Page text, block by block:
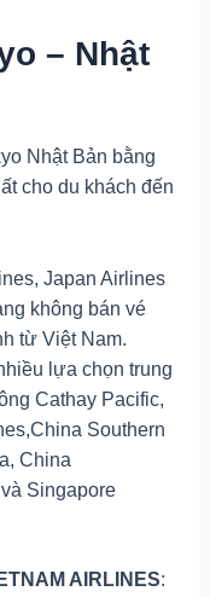
– Nhật
Nhật Bản bằng
cho du khách đến
Japan Airlines
không bán vé
từ Việt Nam.
lựa chọn trung
Cathay Pacific,
Southern
China
Singapore
AIRLINES: